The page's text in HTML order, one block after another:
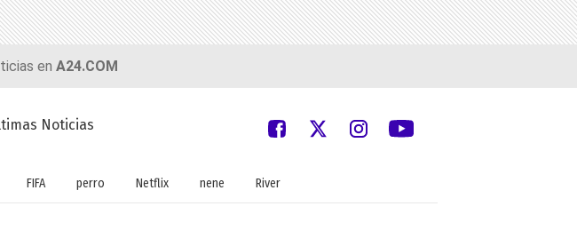
en A24.COM
Noticias
FIFA perro Netflix nene River